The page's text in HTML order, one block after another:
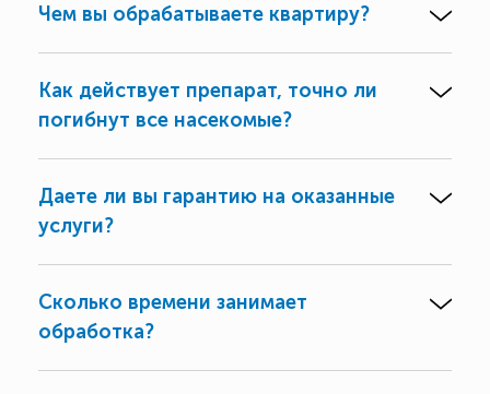
Чем вы обрабатываете квартиру?
Как действует препарат, точно ли
погибнут все насекомые?
Даете ли вы гарантию на оказанные
услуги?
Сколько времени занимает
обработка?